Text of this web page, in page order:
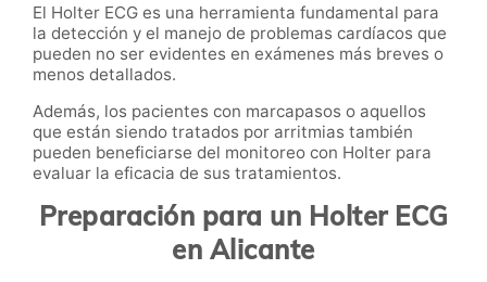
El Holter ECG es una herramienta fundamental para
la detección y el manejo de problemas cardíacos que
pueden no ser evidentes en exámenes más breves o
menos detallados.
Además, los pacientes con marcapasos o aquellos
que están siendo tratados por arritmias también
pueden beneficiarse del monitoreo con Holter para
evaluar la eficacia de sus tratamientos.
Preparación para un Holter ECG
en Alicante